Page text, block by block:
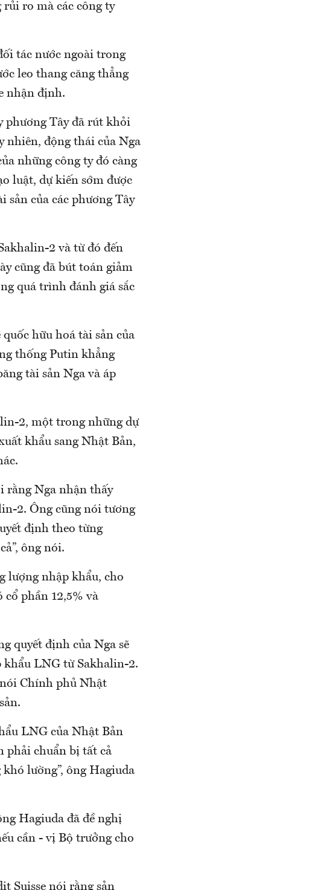
ro mà các công ty
tác nước ngoài trong
leo thang căng thẳng
nhận định.
phương Tây đã rút khỏi
nhiên, động thái của Nga
những công ty đó càng
luật, dự kiến sớm được
của các phương Tây
2 và từ đó đến
cũng đã bút toán giảm
quá trình đánh giá sắc
hữu hoá tài sản của
thống Putin khẳng
tài sản Nga và áp
2, một trong những dự
khẩu sang Nhật Bản,
rằng Nga nhận thấy
2. Ông cũng nói tương
định theo từng
ông nói.
lượng nhập khẩu, cho
phần 12,5% và
quyết định của Nga sẽ
khẩu LNG từ Sakhalin-2.
Chính phủ Nhật
LNG của Nhật Bản
phải chuẩn bị tất cả
lường”, ông Hagiuda
Hagiuda đã đề nghị
cần - vị Bộ trưởng cho
Suisse nói rằng sản